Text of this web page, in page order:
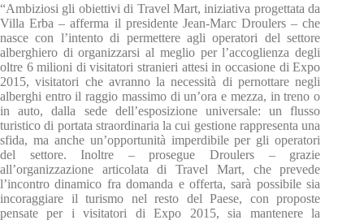
“Ambiziosi gli obiettivi di Travel Mart, iniziativa progettata da
Villa Erba – afferma il presidente Jean-Marc Droulers – che
nasce con l’intento di permettere agli operatori del settore
alberghiero di organizzarsi al meglio per l’accoglienza degli
oltre 6 milioni di visitatori stranieri attesi in occasione di Expo
2015, visitatori che avranno la necessità di pernottare negli
alberghi entro il raggio massimo di un’ora e mezza, in treno o
in auto, dalla sede dell’esposizione universale: un flusso
turistico di portata straordinaria la cui gestione rappresenta una
sfida, ma anche un’opportunità imperdibile per gli operatori
del settore. Inoltre – prosegue Droulers – grazie
all’organizzazione articolata di Travel Mart, che prevede
l’incontro dinamico fra domanda e offerta, sarà possibile sia
incoraggiare il turismo nel resto del Paese, con proposte
pensate per i visitatori di Expo 2015, sia mantenere la